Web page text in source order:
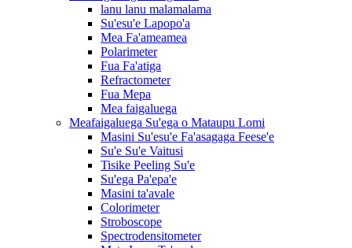
lanu lanu malamalama
Su'esu'e Lapopo'a
Mea Fa'ameamea
Polarimeter
Fua Fa'atiga
Refractometer
Fua Mepa
Mea faigaluega
Meafaigaluega Su'ega o Mataupu Lomi
Masini Su'esu'e Fa'asagaga Feese'e
Su'e Su'e Vaitusi
Tisike Peeling Su'e
Su'ega Pa'epa'e
Masini ta'avale
Colorimeter
Stroboscope
Spectrodensitometer